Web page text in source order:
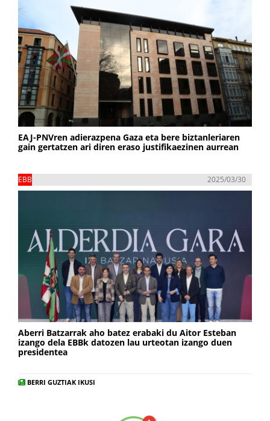
EAJ-PNVren adierazpena Gaza eta bere biztanleriaren
gain gertatzen ari diren eraso justifikaezinen aurrean
EBB 2025/03/30
Aberri Batzarrak aho batez erabaki du Aitor Esteban
izango dela EBBk datozen lau urteotan izango duen
presidentea
BERRI GUZTIAK IKUSI